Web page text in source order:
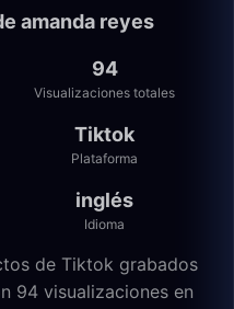
amanda reyes
94
Visualizaciones totales
Tiktok
Plataforma
inglés
Idioma
de Tiktok grabados
94 visualizaciones en